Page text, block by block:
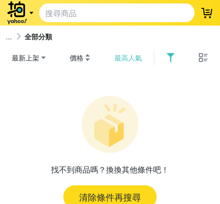
登
全部分類
最新上架 價格 最高人氣
找不到商品嗎？換換其他條件吧！
清除條件再搜尋